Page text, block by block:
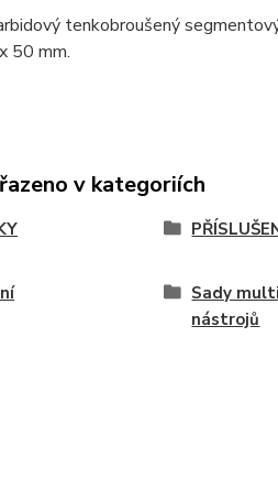
tenkobroušený
50 mm.
v kategoriích
Sady
nástrojů